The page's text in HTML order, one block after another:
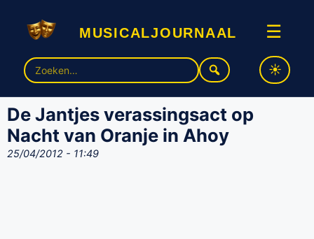
musicaljournaal ☰
Zoek
naar:
De Jantjes verassingsact op
Nacht van Oranje in Ahoy
25/04/2012 - 11:49